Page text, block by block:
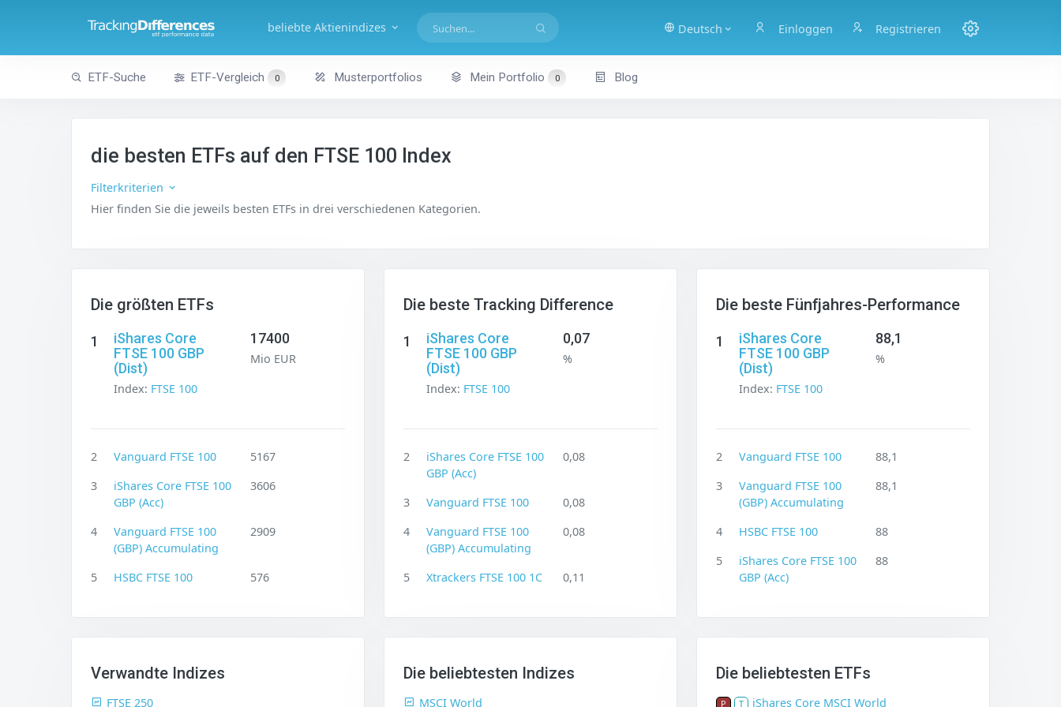
Deutsch Einloggen Registrieren
beliebte Aktienindizes
ETF-Suche ETF-Vergleich 0 Musterportfolios Mein Portfolio 0 Blog
die besten ETFs auf den FTSE 100 Index
Filterkriterien
Hier finden Sie die jeweils besten ETFs in drei verschiedenen Kategorien.
Die größten ETFs
1
iShares Core
FTSE 100 GBP
(Dist)
Index: FTSE 100
17400
Mio EUR
2 Vanguard FTSE 100
5167
3
iShares Core FTSE 100
GBP (Acc)
3606
4
Vanguard FTSE 100
(GBP) Accumulating
2909
5 HSBC FTSE 100 576
Die beste Tracking Difference
1
iShares Core
FTSE 100 GBP
(Dist)
Index: FTSE 100
0,07
%
2
iShares Core FTSE 100
GBP (Acc)
0,08
3 Vanguard FTSE 100
0,08
4
Vanguard FTSE 100
(GBP) Accumulating
0,08
5 Xtrackers FTSE 100 1C 0,11
Die beste Fünfjahres-Performance
1
iShares Core
FTSE 100 GBP
(Dist)
Index: FTSE 100
88,1
%
2 Vanguard FTSE 100
88,1
3
Vanguard FTSE 100
(GBP) Accumulating
88,1
4 HSBC FTSE 100
88
5
iShares Core FTSE 100
GBP (Acc)
88
Verwandte Indizes
FTSE 250
Die beliebtesten Indizes
MSCI World
Die beliebtesten ETFs
P T iShares Core MSCI World